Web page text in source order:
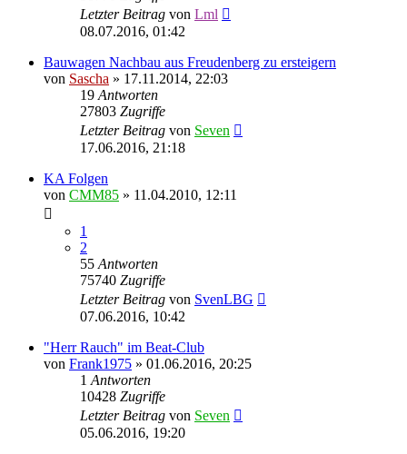
Letzter Beitrag von Lml
08.07.2016, 01:42
Bauwagen Nachbau aus Freudenberg zu ersteigern
von Sascha » 17.11.2014, 22:03
19 Antworten
27803 Zugriffe
Letzter Beitrag von Seven
17.06.2016, 21:18
KA Folgen
von CMM85 » 11.04.2010, 12:11
1
2
55 Antworten
75740 Zugriffe
Letzter Beitrag von SvenLBG
07.06.2016, 10:42
"Herr Rauch" im Beat-Club
von Frank1975 » 01.06.2016, 20:25
1 Antworten
10428 Zugriffe
Letzter Beitrag von Seven
05.06.2016, 19:20